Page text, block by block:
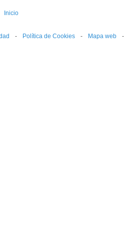
Inicio
--- Política de Cookies --- Mapa web ---